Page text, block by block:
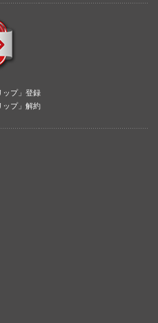
プ」登録
プ」解約